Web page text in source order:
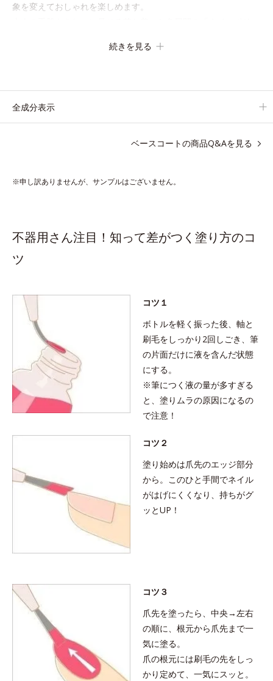
象を変えておしゃれを楽しめます。
組み合わせることで、いろいろな表情のネイルが楽しめます。
色処方*2＝見たままの発色が叶う処方 ●ネイルプロテクト処方*3
*1 アクリル酸アルキルコポリマー
*4 マンダリンオレンジ果皮エキス、セイヨウミザクラ果実エキス、
レモングラス葉／茎エキス、ブドウ葉エキス、センチフォリアバラ
続きを見る
全成分表示
ベースコートの商品Q&Aを見る
※申し訳ありませんが、サンプルはございません。
不器用さん注目！知って差がつく塗り方のコ
ツ
コツ１
ボトルを軽く振った後、軸と
刷毛をしっかり2回しごき、筆
の片面だけに液を含んだ状態
にする。
※筆につく液の量が多すぎる
と、塗りムラの原因になるの
で注意！
コツ２
塗り始めは爪先のエッジ部分
から。このひと手間でネイル
がはげにくくなり、持ちがグ
ッとUP！
コツ３
爪先を塗ったら、中央→左右
の順に、根元から爪先まで一
気に塗る。
爪の根元には刷毛の先をしっ
かり定めて、一気にスッと。